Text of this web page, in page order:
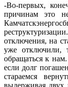
-Во-первых,
причинам это
отключения, на
уже отключили,
обращаться к
если долг
стараемся
выдерживая двух